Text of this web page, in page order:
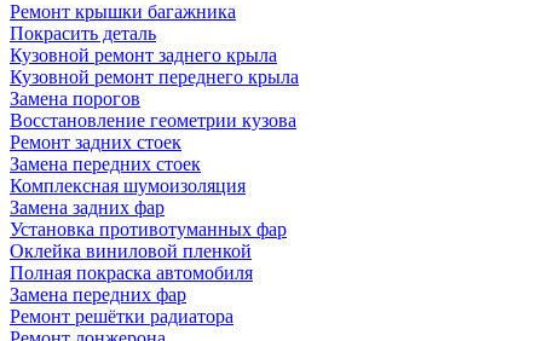
Ремонт крышки багажника
Покрасить деталь
Кузовной ремонт заднего крыла
Кузовной ремонт переднего крыла
Замена порогов
Восстановление геометрии кузова
Ремонт задних стоек
Замена передних стоек
Комплексная шумоизоляция
Замена задних фар
Установка противотуманных фар
Оклейка виниловой пленкой
Полная покраска автомобиля
Замена передних фар
Ремонт решётки радиатора